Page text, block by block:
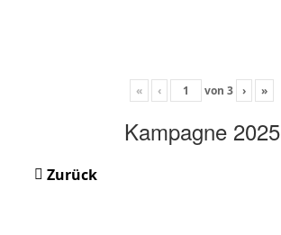
« ‹ von 3 › »
Kampagne 2025
Zurück